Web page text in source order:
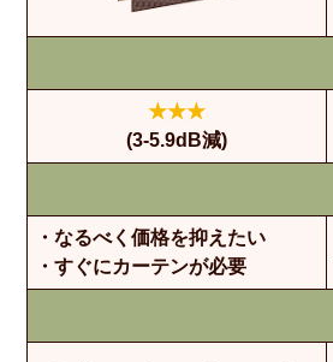
★★★
(3-5.9dB減)
・なるべく価格を抑えたい
・すぐにカーテンが必要